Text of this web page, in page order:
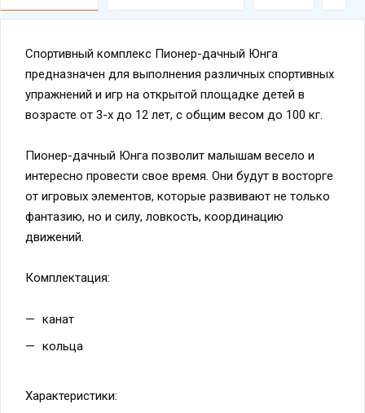
Спортивный комплекс Пионер-дачный Юнга
предназначен для выполнения различных спортивных
упражнений и игр на открытой площадке детей в
возрасте от 3-х до 12 лет, с общим весом до 100 кг.
Пионер-дачный Юнга позволит малышам весело и
интересно провести свое время. Они будут в восторге
от игровых элементов, которые развивают не только
фантазию, но и силу, ловкость, координацию
движений.
Комплектация:
канат
кольца
Характеристики: